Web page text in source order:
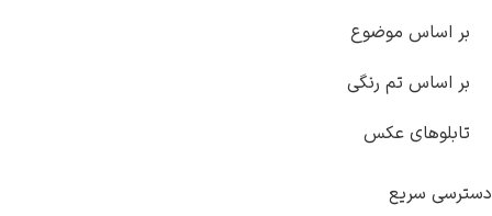
بر اساس موضوع
بر اساس تم رنگی
تابلوهای عکس
دسترسی سریع